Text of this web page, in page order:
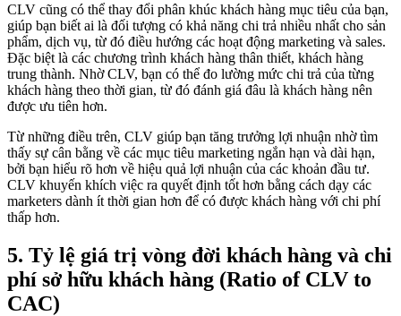
CLV cũng có thể thay đổi phân khúc khách hàng mục tiêu của bạn,
giúp bạn biết ai là đối tượng có khả năng chi trả nhiều nhất cho sản
phẩm, dịch vụ, từ đó điều hướng các hoạt động marketing và sales.
Đặc biệt là các chương trình khách hàng thân thiết, khách hàng
trung thành. Nhờ CLV, bạn có thể đo lường mức chi trả của từng
khách hàng theo thời gian, từ đó đánh giá đâu là khách hàng nên
được ưu tiên hơn.
Từ những điều trên, CLV giúp bạn tăng trưởng lợi nhuận nhờ tìm
thấy sự cân bằng về các mục tiêu marketing ngắn hạn và dài hạn,
bởi bạn hiểu rõ hơn về hiệu quả lợi nhuận của các khoản đầu tư.
CLV khuyến khích việc ra quyết định tốt hơn bằng cách dạy các
marketers dành ít thời gian hơn để có được khách hàng với chi phí
thấp hơn.
5. Tỷ lệ giá trị vòng đời khách hàng và chi
phí sở hữu khách hàng (Ratio of CLV to
CAC)